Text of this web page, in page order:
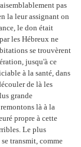
pas
la leur assignant on
le don était
les Hébreux ne
se trouvèrent
jusqu'à ce
à la santé, dans
de là les
grande
là à la
propre à cette
Le plus
transmit, comme